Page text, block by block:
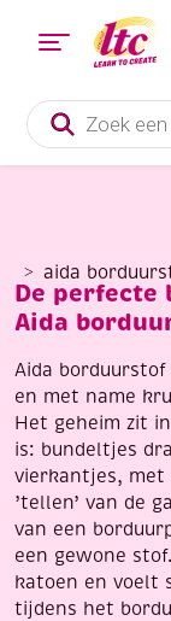
Producten
zoeken
aida
De perfecte
Aida
Aida
en met name
Het geheim zit
is: bundeltjes
vierkantjes, met
’tellen’ van de
van een
een gewone
katoen en voelt
tijdens het